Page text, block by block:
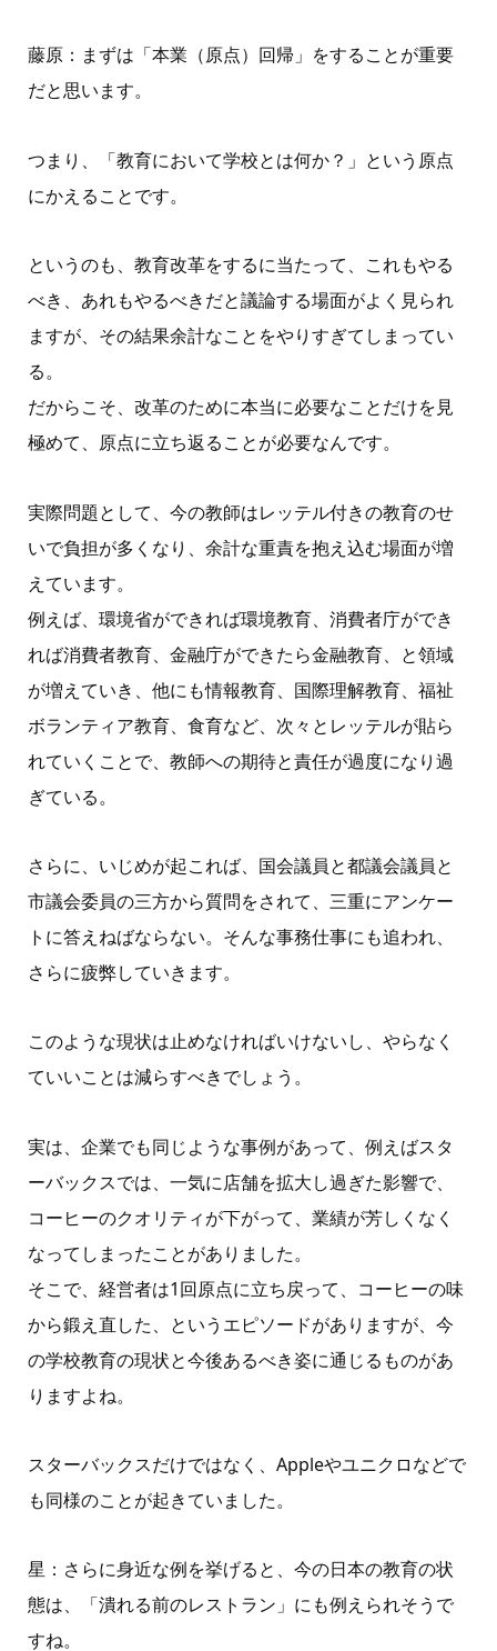
藤原：まずは「本業（原点）回帰」をすることが重要
だと思います。
つまり、「教育において学校とは何か？」という原点
にかえることです。
というのも、教育改革をするに当たって、これもやる
べき、あれもやるべきだと議論する場面がよく見られ
ますが、その結果余計なことをやりすぎてしまってい
る。
だからこそ、改革のために本当に必要なことだけを見
極めて、原点に立ち返ることが必要なんです。
実際問題として、今の教師はレッテル付きの教育のせ
いで負担が多くなり、余計な重責を抱え込む場面が増
えています。
例えば、環境省ができれば環境教育、消費者庁ができ
れば消費者教育、金融庁ができたら金融教育、と領域
が増えていき、他にも情報教育、国際理解教育、福祉
ボランティア教育、食育など、次々とレッテルが貼ら
れていくことで、教師への期待と責任が過度になり過
ぎている。
さらに、いじめが起これば、国会議員と都議会議員と
市議会委員の三方から質問をされて、三重にアンケー
トに答えねばならない。そんな事務仕事にも追われ、
さらに疲弊していきます。
このような現状は止めなければいけないし、やらなく
ていいことは減らすべきでしょう。
実は、企業でも同じような事例があって、例えばスタ
ーバックスでは、一気に店舗を拡大し過ぎた影響で、
コーヒーのクオリティが下がって、業績が芳しくなく
なってしまったことがありました。
そこで、経営者は1回原点に立ち戻って、コーヒーの味
から鍛え直した、というエピソードがありますが、今
の学校教育の現状と今後あるべき姿に通じるものがあ
りますよね。
スターバックスだけではなく、 Appleやユニクロなどで
も同様のことが起きていました。
星：さらに身近な例を挙げると、今の日本の教育の状
態は、「潰れる前のレストラン」にも例えられそうで
すね。